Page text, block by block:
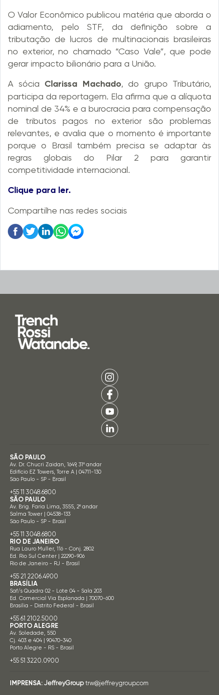
O Valor Econômico publicou matéria que aborda o
adiamento, pelo STF, da definição sobre a
tributação de lucros de multinacionais brasileiras
no exterior, no chamado “Caso Vale”, que pode
gerar impacto bilionário para a União.
A sócia Clarissa Machado, do grupo Tributário,
participa da reportagem. Ela afirma que a alíquota
nominal de 34% e a burocracia para compensação
de tributos pagos no exterior são problemas
relevantes, e avalia que o momento é importante
porque o Brasil também precisa se adaptar às
regras globais do Pilar 2 para garantir
competitividade internacional.
Clique para ler.
Compartilhe nas redes sociais
SÃO PAULO
Av. Dr. Chucri Zaidan, 1649, 31º andar
Edifício EZ Towers, Torre A | 04711-130
São Paulo - SP - Brasil
+55 11 3048.6800
SÃO PAULO
Av. Brig. Faria Lima, 3555, 2º andar
Salma Tower | 04538-133
São Paulo - SP - Brasil
+55 11 3048.6800
RIO DE JANEIRO
Rua Lauro Muller, 116 - Conj. 2802
Ed. Rio Sul Center | 22290-906
Rio de Janeiro - RJ - Brasil
+55 21 2206.4900
BRASÍLIA
Saf/s Quadra 02 - Lote 04 - Sala 203
Ed. Comercial Via Esplanada | 70070-600
Brasília - Distrito Federal - Brasil
+55 61 2102.5000
PORTO ALEGRE
Av. Soledade, 550
Cj. 403 e 404 | 90470-340
Porto Alegre - RS - Brasil
+55 51 3220.0900
IMPRENSA: JeffreyGroup trw@jeffreygroup.com